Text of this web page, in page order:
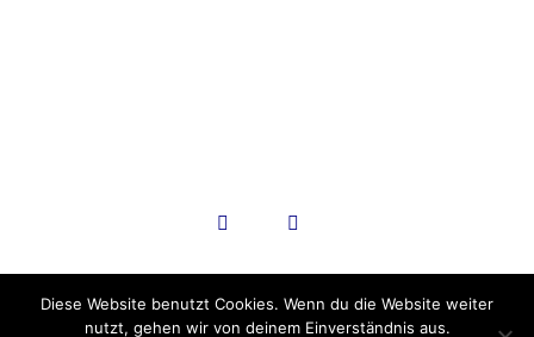
Copyright © 2022 SV Harderberg
Diese Website benutzt Cookies. Wenn du die Website weiter
nutzt, gehen wir von deinem Einverständnis aus.